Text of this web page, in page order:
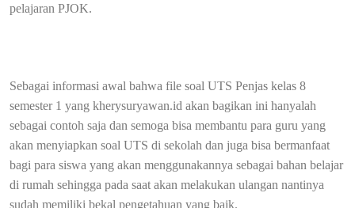
pelajaran PJOK.
Sebagai informasi awal bahwa file soal UTS Penjas kelas 8
semester 1 yang kherysuryawan.id akan bagikan ini hanyalah
sebagai contoh saja dan semoga bisa membantu para guru yang
akan menyiapkan soal UTS di sekolah dan juga bisa bermanfaat
bagi para siswa yang akan menggunakannya sebagai bahan belajar
di rumah sehingga pada saat akan melakukan ulangan nantinya
sudah memiliki bekal pengetahuan yang baik.